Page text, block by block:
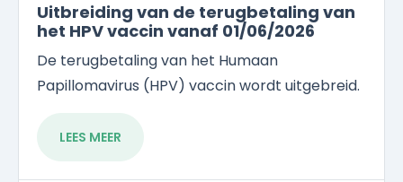
Uitbreiding van de terugbetaling van
het HPV vaccin vanaf 01/06/2026
De terugbetaling van het Humaan
Papillomavirus (HPV) vaccin wordt uitgebreid.
LEES MEER